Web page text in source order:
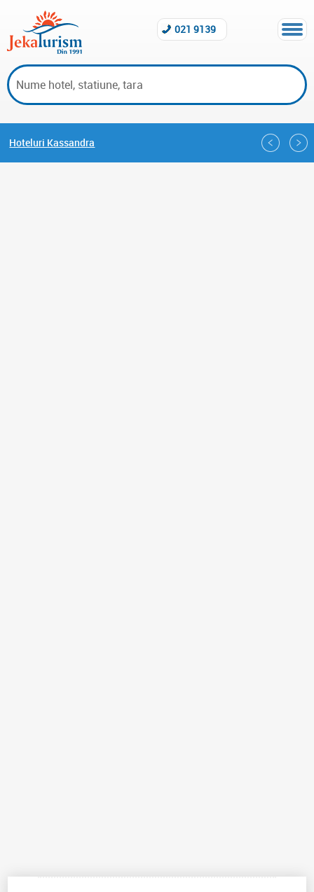
021 9139
Hoteluri Kassandra